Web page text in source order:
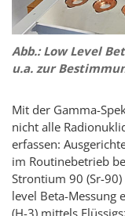
Abb.: Low Level
u.a. zur
Mit der Gamma-
nicht alle
erfassen:
im Routinebetrieb
Strontium 90 (Sr-
level Beta-Messung
(H-3) mittels